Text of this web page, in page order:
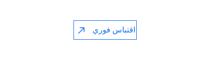
اقتباس فوري